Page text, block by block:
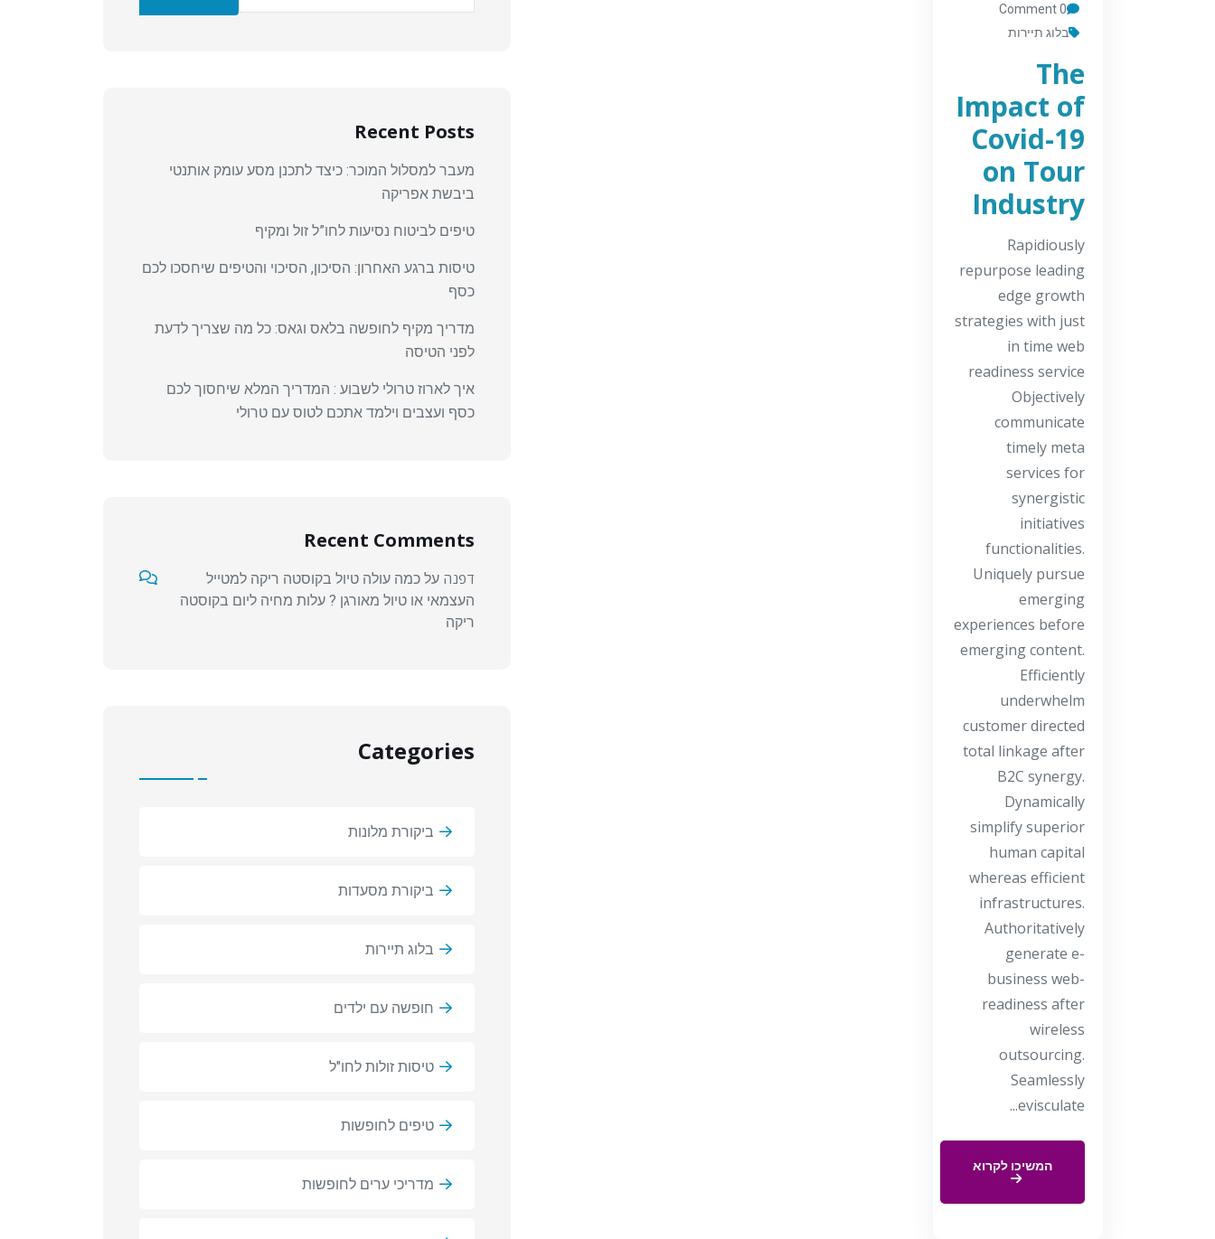
0 Comment
בלוג תיירות
The
Impact of
Covid-19
on Tour
Industry
Rapidiously
repurpose leading
edge growth
strategies with just
in time web
readiness service
Objectively
communicate
timely meta
services for
synergistic
initiatives
functionalities.
Uniquely pursue
emerging
experiences before
emerging content.
Efficiently
underwhelm
customer directed
total linkage after
B2C synergy.
Dynamically
simplify superior
human capital
whereas efficient
infrastructures.
Authoritatively
generate e-
business web-
readiness after
wireless
outsourcing.
Seamlessly
evisculate...
המשיכו לקרוא
Recent Posts
מעבר למסלול המוכר: כיצד לתכנן מסע עומק אותנטי
ביבשת אפריקה
טיפים לביטוח נסיעות לחו”ל זול ומקיף
טיסות ברגע האחרון: הסיכון, הסיכוי והטיפים שיחסכו לכם
כסף
מדריך מקיף לחופשה בלאס וגאס: כל מה שצריך לדעת
לפני הטיסה
איך לארוז טרולי לשבוע : המדריך המלא שיחסוך לכם
כסף ועצבים וילמד אתכם לטוס עם טרולי
Recent Comments
דפנה על כמה עולה טיול בקוסטה ריקה למטייל
העצמאי או טיול מאורגן ? עלות מחיה ליום בקוסטה
ריקה
Categories
ביקורת מלונות
ביקורת מסעדות
בלוג תיירות
חופשה עם ילדים
טיסות זולות לחו"ל
טיפים לחופשות
מדריכי ערים לחופשות